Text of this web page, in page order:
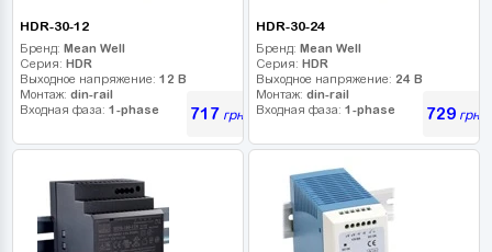
HDR-30-12
Бренд: Mean Well
Серия: HDR
Выходное напряжение: 12 В
Монтаж: din-rail
Входная фаза: 1-phase 717 грн
HDR-30-24
Бренд: Mean Well
Серия: HDR
Выходное напряжение: 24 В
Монтаж: din-rail
Входная фаза: 1-phase 729грн